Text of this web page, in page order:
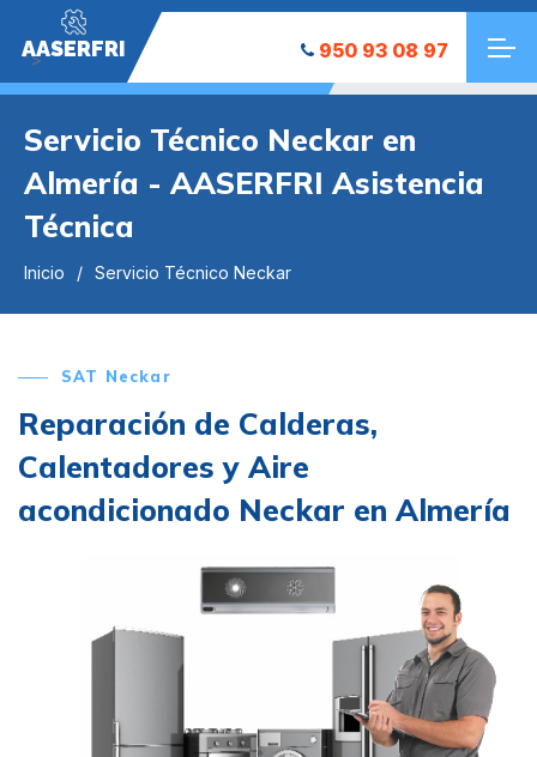
AASERFRI
"> 950 93 08 97
Servicio Técnico Neckar en
Almería - AASERFRI Asistencia
Técnica
Inicio Servicio Técnico Neckar
SAT Neckar
Reparación de Calderas,
Calentadores y Aire
acondicionado Neckar en Almería